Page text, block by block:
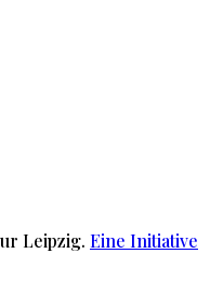
Leipzig. Eine Initiative